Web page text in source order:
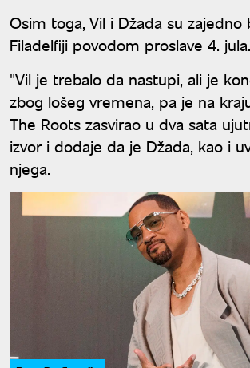
Osim toga, Vil i Džada su zajedno
Filadelfiji povodom proslave 4. jula.
"Vil je trebalo da nastupi, ali je
zbog lošeg vremena, pa je na
The Roots zasvirao u dva sata
izvor i dodaje da je Džada, kao i
njega.